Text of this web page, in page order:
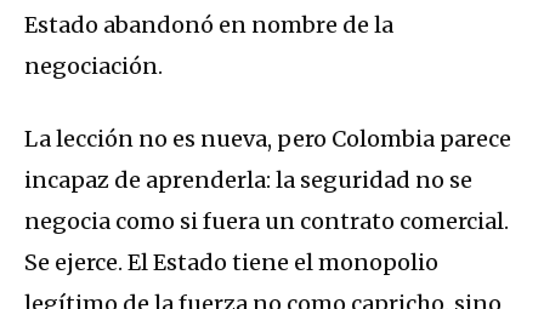
Estado abandonó en nombre de la
negociación.
La lección no es nueva, pero Colombia parece
incapaz de aprenderla: la seguridad no se
negocia como si fuera un contrato comercial.
Se ejerce. El Estado tiene el monopolio
legítimo de la fuerza no como capricho, sino